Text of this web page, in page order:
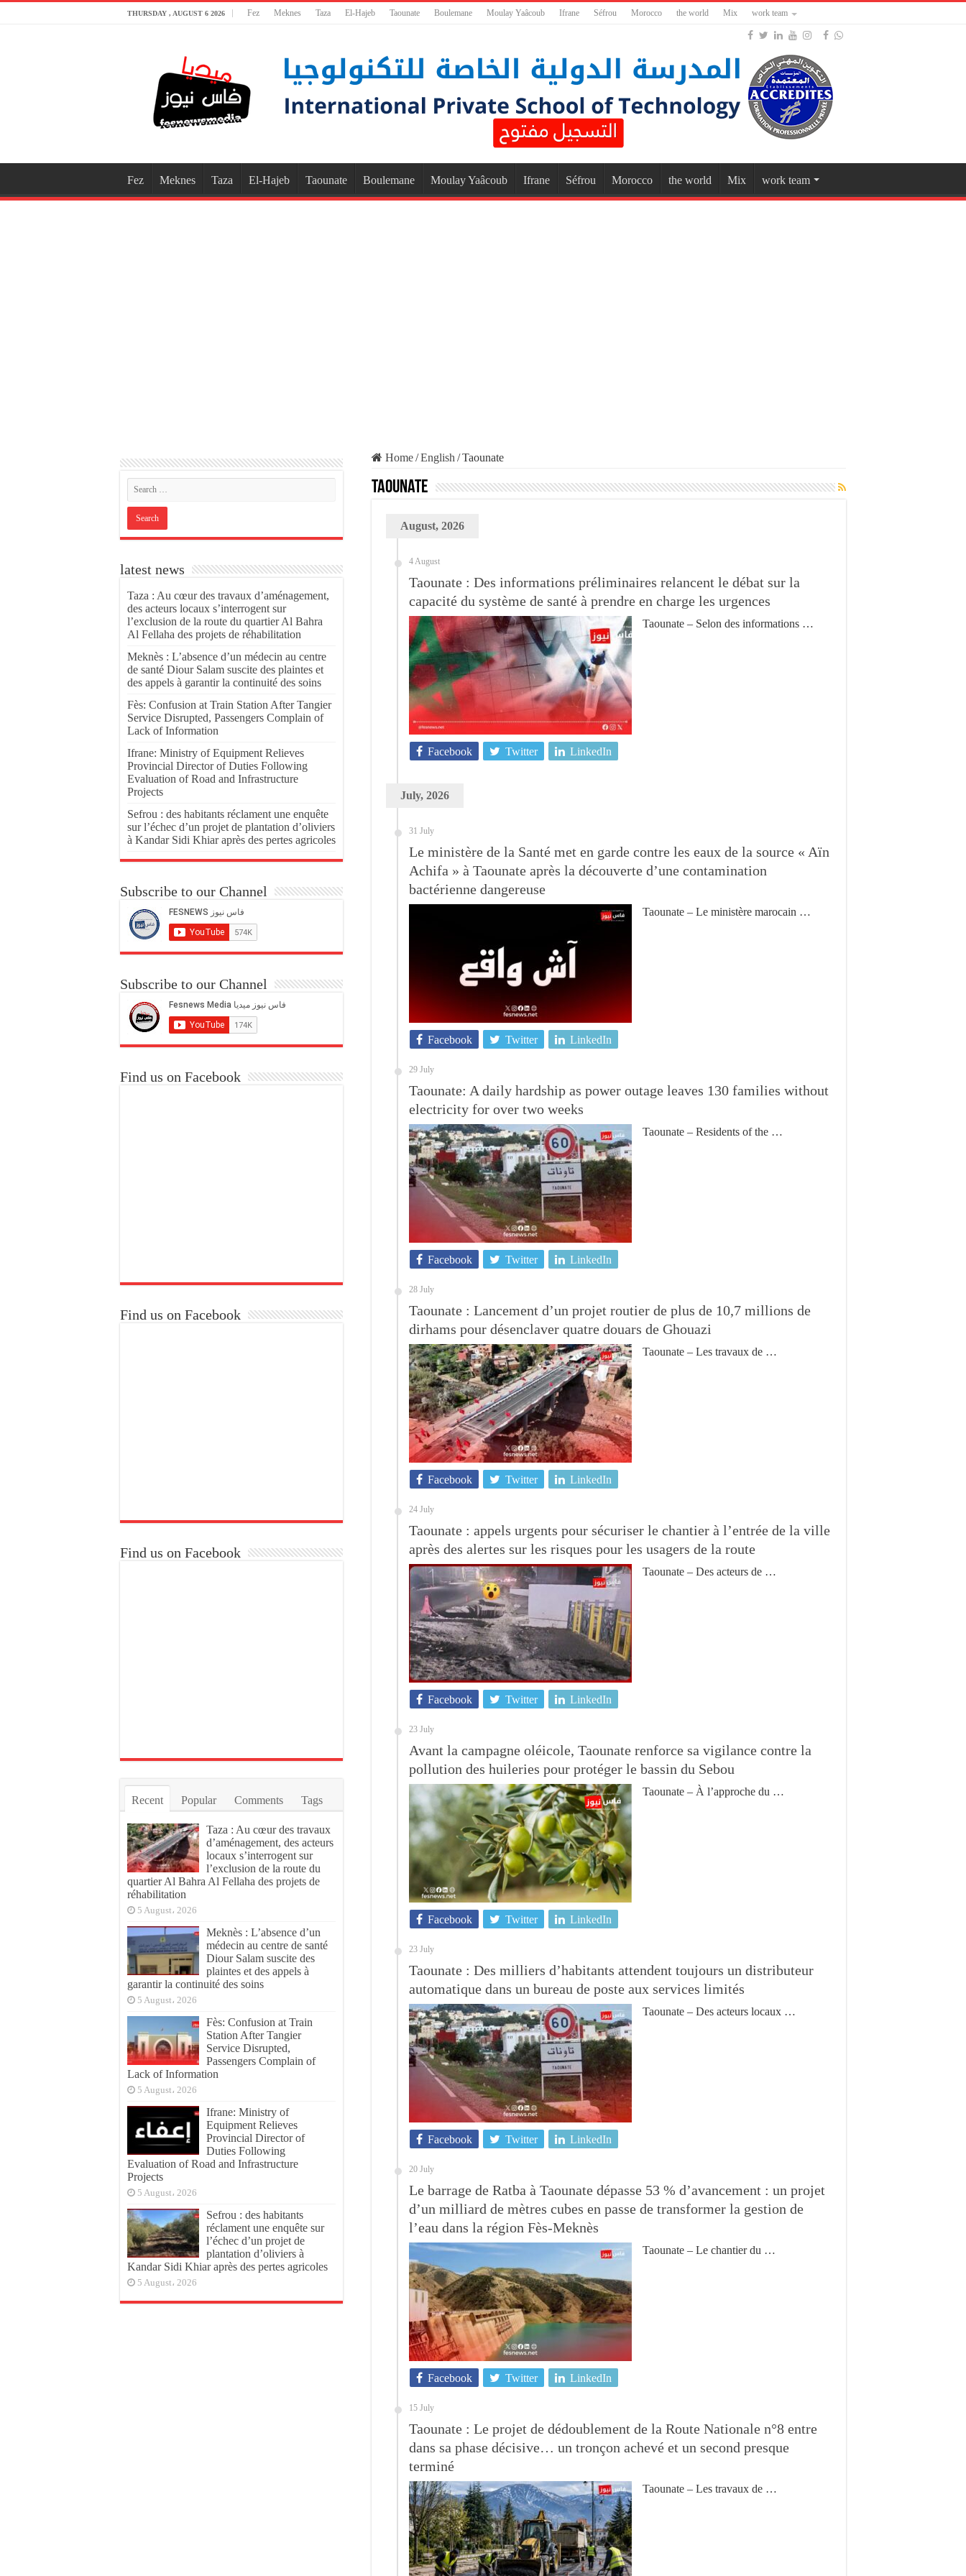
THURSDAY , AUGUST 6 2026 Fez Meknes Taza El-Hajeb Taounate Boulemane Moulay Yaâcoub Ifrane Séfrou Morocco the world Mix work team
Fez Meknes Taza El-Hajeb Taounate Boulemane Moulay Yaâcoub Ifrane Séfrou Morocco the world Mix work team
Home/English /Taounate
Taounate
August, 2026
4 August
Taounate : Des informations préliminaires relancent le débat sur la
capacité du système de santé à prendre en charge les urgences
Taounate – Selon des informations …
Facebook Twitter LinkedIn
July, 2026
31 July
Le ministère de la Santé met en garde contre les eaux de la source « Aïn
Achifa » à Taounate après la découverte d’une contamination
bactérienne dangereuse
Taounate – Le ministère marocain …
Facebook Twitter LinkedIn
29 July
Taounate: A daily hardship as power outage leaves 130 families without
electricity for over two weeks
Taounate – Residents of the …
Facebook Twitter LinkedIn
28 July
Taounate : Lancement d’un projet routier de plus de 10,7 millions de
dirhams pour désenclaver quatre douars de Ghouazi
Taounate – Les travaux de …
Facebook Twitter LinkedIn
24 July
Taounate : appels urgents pour sécuriser le chantier à l’entrée de la ville
après des alertes sur les risques pour les usagers de la route
Taounate – Des acteurs de …
Facebook Twitter LinkedIn
23 July
Avant la campagne oléicole, Taounate renforce sa vigilance contre la
pollution des huileries pour protéger le bassin du Sebou
Taounate – À l’approche du …
Facebook Twitter LinkedIn
23 July
Taounate : Des milliers d’habitants attendent toujours un distributeur
automatique dans un bureau de poste aux services limités
Taounate – Des acteurs locaux …
Facebook Twitter LinkedIn
20 July
Le barrage de Ratba à Taounate dépasse 53 % d’avancement : un projet
d’un milliard de mètres cubes en passe de transformer la gestion de
l’eau dans la région Fès-Meknès
Taounate – Le chantier du …
Facebook Twitter LinkedIn
15 July
Taounate : Le projet de dédoublement de la Route Nationale n°8 entre
dans sa phase décisive… un tronçon achevé et un second presque
terminé
Taounate – Les travaux de …
latest news
Taza : Au cœur des travaux d’aménagement,
des acteurs locaux s’interrogent sur
l’exclusion de la route du quartier Al Bahra
Al Fellaha des projets de réhabilitation
Meknès : L’absence d’un médecin au centre
de santé Diour Salam suscite des plaintes et
des appels à garantir la continuité des soins
Fès: Confusion at Train Station After Tangier
Service Disrupted, Passengers Complain of
Lack of Information
Ifrane: Ministry of Equipment Relieves
Provincial Director of Duties Following
Evaluation of Road and Infrastructure
Projects
Sefrou : des habitants réclament une enquête
sur l’échec d’un projet de plantation d’oliviers
à Kandar Sidi Khiar après des pertes agricoles
Subscribe to our Channel
Subscribe to our Channel
Find us on Facebook
Find us on Facebook
Find us on Facebook
Recent Popular Comments Tags
Taza : Au cœur des travaux
d’aménagement, des acteurs
locaux s’interrogent sur
l’exclusion de la route du
quartier Al Bahra Al Fellaha des projets de
réhabilitation
5 August، 2026
Meknès : L’absence d’un
médecin au centre de santé
Diour Salam suscite des
plaintes et des appels à
garantir la continuité des soins
5 August، 2026
Fès: Confusion at Train
Station After Tangier
Service Disrupted,
Passengers Complain of
Lack of Information
5 August، 2026
Ifrane: Ministry of
Equipment Relieves
Provincial Director of
Duties Following
Evaluation of Road and Infrastructure
Projects
5 August، 2026
Sefrou : des habitants
réclament une enquête sur
l’échec d’un projet de
plantation d’oliviers à
Kandar Sidi Khiar après des pertes agricoles
5 August، 2026